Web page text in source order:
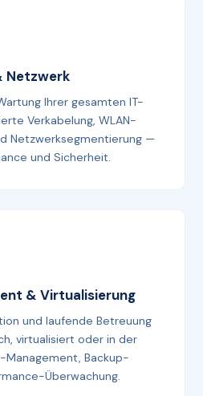
Netzwerk
Ihrer gesamten IT-
Verkabelung, WLAN-
Netzwerksegmentierung —
und Sicherheit.
& Virtualisierung
und laufende Betreuung
virtualisiert oder in der
Management, Backup-
Überwachung.